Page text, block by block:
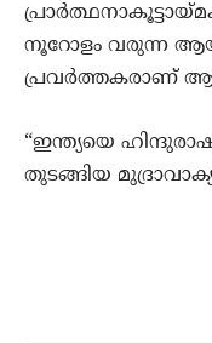
നൂറോളം വരുന്ന
പ്രവര്‍ത്തകരാണ്
“ഇന്ത്യയെ
തുടങ്ങിയ